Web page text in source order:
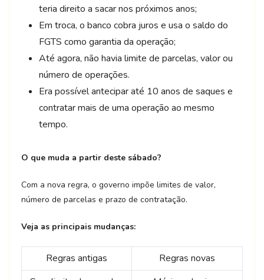
teria direito a sacar nos próximos anos;
Em troca, o banco cobra juros e usa o saldo do
FGTS como garantia da operação;
Até agora, não havia limite de parcelas, valor ou
número de operações.
Era possível antecipar até 10 anos de saques e
contratar mais de uma operação ao mesmo
tempo.
O que muda a partir deste sábado?
Com a nova regra, o governo impõe limites de valor,
número de parcelas e prazo de contratação.
Veja as principais mudanças:
Regras antigas
Regras novas